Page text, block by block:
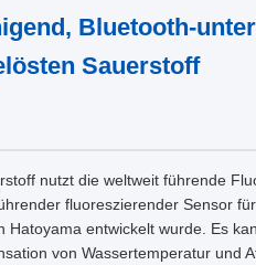
Bluetooth-
Sauerstoff
nutzt die weltweit führende
fluoreszierender Sensor
entwickelt wurde. Es
von Wassertemperatur und